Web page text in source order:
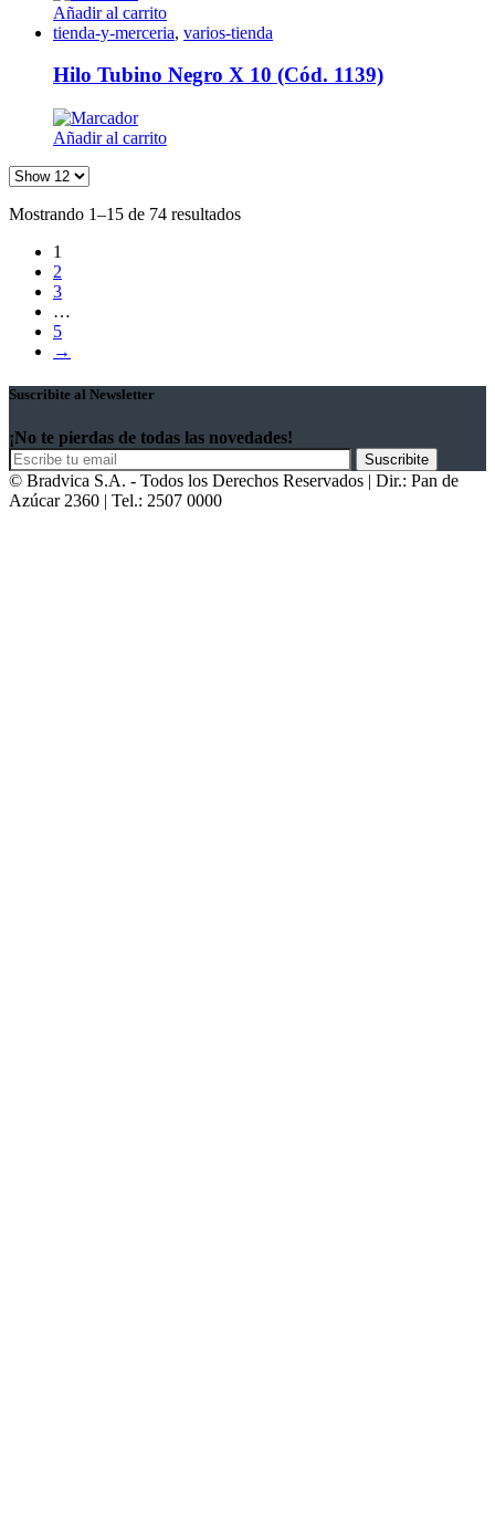
Añadir al carrito
tienda-y-merceria, varios-tienda
Hilo Tubino Negro X 10 (Cód. 1139)
Añadir al carrito
Mostrando 1–15 de 74 resultados
1
2
3
…
5
→
Suscribite al Newsletter
¡No te pierdas de todas las novedades!
© Bradvica S.A. - Todos los Derechos Reservados | Dir.: Pan de
Azúcar 2360 | Tel.: 2507 0000